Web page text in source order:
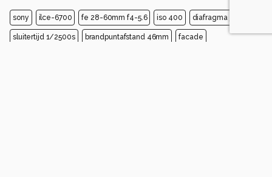
sony ilce-6700 fe 28-60mm f4-5.6 iso 400 diafragma ƒ/5.6
sluitertijd 1/2500s brandpuntafstand 46mm facade